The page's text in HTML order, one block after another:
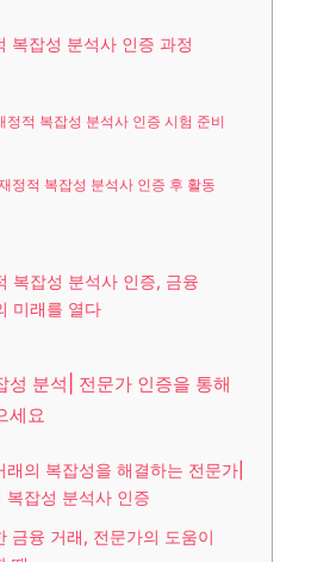
복잡성 분석사 인증 과정
정적 복잡성 분석사 인증 시험 준비
정적 복잡성 분석사 인증 후 활동
복잡성 분석사 인증, 금융
미래를 열다
성 분석| 전문가 인증을 통해
세요
래의 복잡성을 해결하는 전문가|
복잡성 분석사 인증
금융 거래, 전문가의 도움이